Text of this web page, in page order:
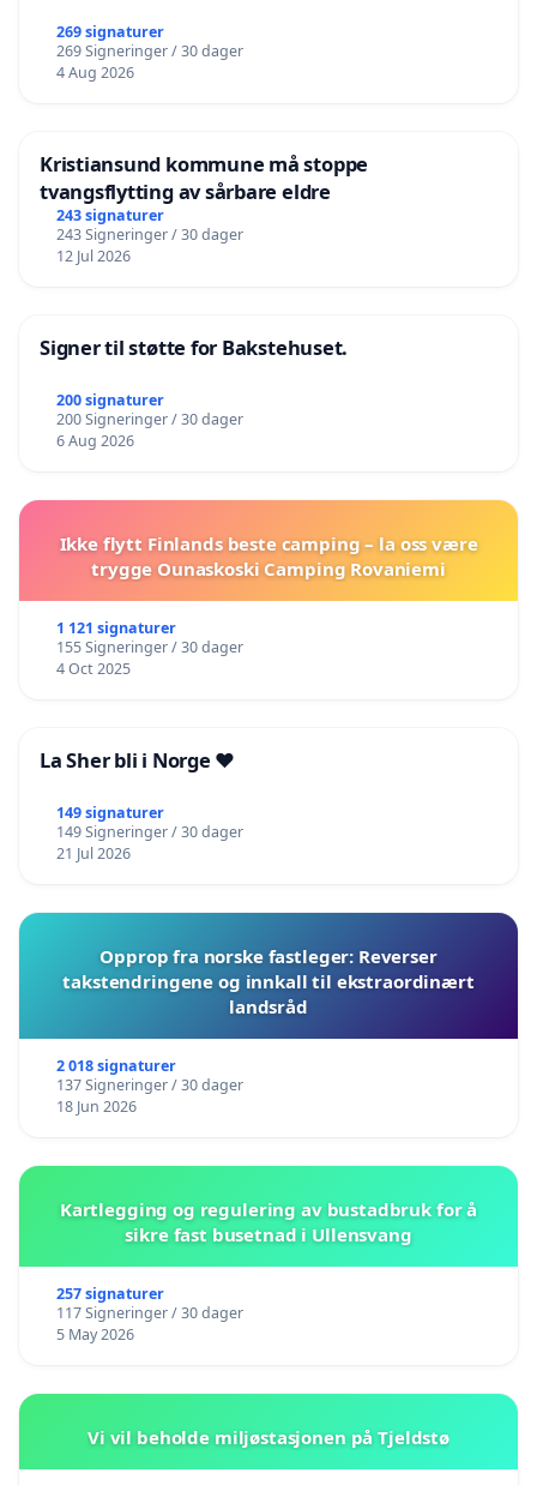
269 signaturer
269 Signeringer / 30 dager
4 Aug 2026
Kristiansund kommune må stoppe
tvangsflytting av sårbare eldre
243 signaturer
243 Signeringer / 30 dager
12 Jul 2026
Signer til støtte for Bakstehuset.
200 signaturer
200 Signeringer / 30 dager
6 Aug 2026
Ikke flytt Finlands beste camping – la oss være
trygge Ounaskoski Camping Rovaniemi
1 121 signaturer
155 Signeringer / 30 dager
4 Oct 2025
La Sher bli i Norge ❤️
149 signaturer
149 Signeringer / 30 dager
21 Jul 2026
Opprop fra norske fastleger: Reverser
takstendringene og innkall til ekstraordinært
landsråd
2 018 signaturer
137 Signeringer / 30 dager
18 Jun 2026
Kartlegging og regulering av bustadbruk for å
sikre fast busetnad i Ullensvang
257 signaturer
117 Signeringer / 30 dager
5 May 2026
Vi vil beholde miljøstasjonen på Tjeldstø